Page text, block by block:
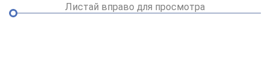
Листай вправо для просмотра